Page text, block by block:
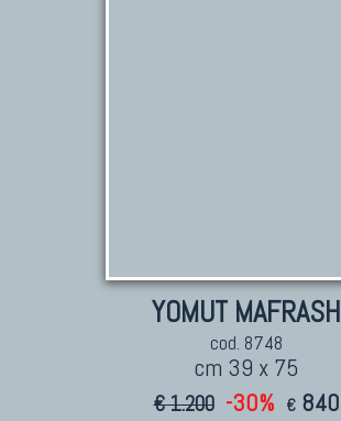
YOMUT MAFRASH
cod. 8748
cm 39 x 75
€ 1.200 -30% € 840